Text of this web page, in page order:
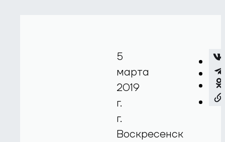
5
марта
2019
г.
г.
Воскресенск